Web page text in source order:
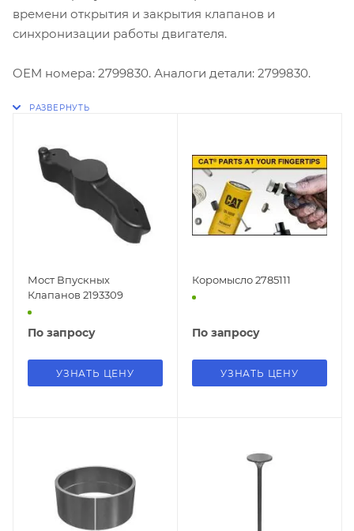
времени открытия и закрытия клапанов и
синхронизации работы двигателя.
OEM номера: 2799830. Аналоги детали: 2799830.
Мост Впускных
Клапанов 2193309
По запросу
УЗНАТЬ ЦЕНУ
Коромысло 2785111
По запросу
УЗНАТЬ ЦЕНУ